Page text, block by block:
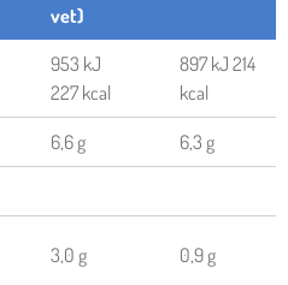
vet)
953 kJ
227 kcal
897 kJ 214
kcal
6,6 g 6,3 g
3,0 g 0,9 g